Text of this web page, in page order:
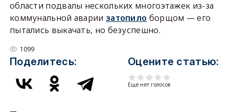
области подвалы нескольких многоэтажек из-за
коммунальной аварии затопило борщом — его
пытались выкачать, но безуспешно.
1099
Поделитесь: Оцените статью:
Еще нет голосов